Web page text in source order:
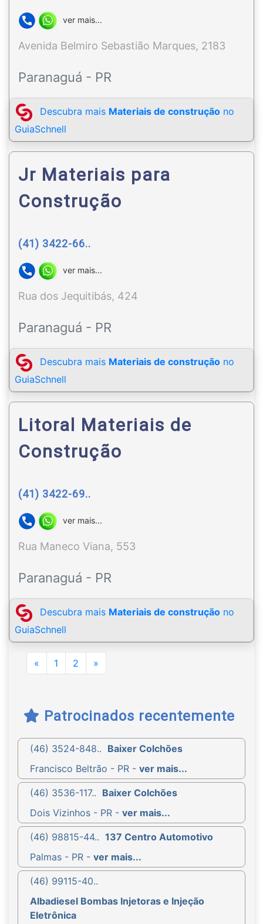
ver mais...
Avenida Belmiro Sebastião Marques, 2183
Paranaguá - PR
Descubra mais Materiais de construção no
GuiaSchnell
Jr Materiais para
Construção
(41) 3422-66..
ver mais...
Rua dos Jequitibás, 424
Paranaguá - PR
Descubra mais Materiais de construção no
GuiaSchnell
Litoral Materiais de
Construção
(41) 3422-69..
ver mais...
Rua Maneco Viana, 553
Paranaguá - PR
Descubra mais Materiais de construção no
GuiaSchnell
« Previous
1 2 »
Patrocinados recentemente
(46) 3524-848.. Baixer Colchões
Francisco Beltrão - PR - ver mais...
(46) 3536-117.. Baixer Colchões
Dois Vizinhos - PR - ver mais...
(46) 98815-44.. 137 Centro Automotivo
Palmas - PR - ver mais...
(46) 99115-40..
Albadiesel Bombas Injetoras e Injeção
Eletrônica